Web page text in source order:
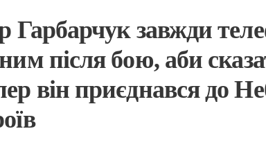
Гарбарчук завжди
після бою, аби
він приєднався до